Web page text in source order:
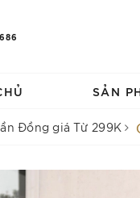
SẢN
Đồng giá Từ 299K